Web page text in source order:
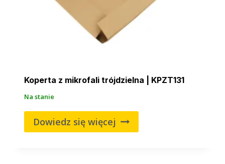
Koperta z mikrofali trójdzielna | KPZT131
Na stanie
Dowiedz się więcej